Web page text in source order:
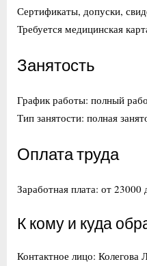
Сертификаты, допуски,
Требуется медицинская
Занятость
График работы: полный
Тип занятости: полная
Оплата труда
Заработная плата: от 23000
К кому и куда
Контактное лицо: Колегова